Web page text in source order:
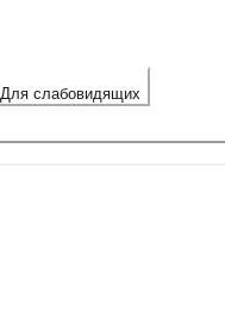
Для слабовидящих